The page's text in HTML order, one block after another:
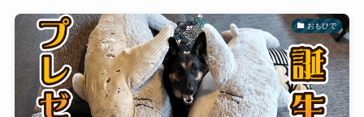
おもひで